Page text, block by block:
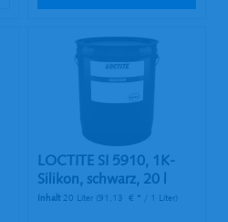
LOCTITE SI 5910, 1K-
Silikon, schwarz, 20 l
Hobbock
Inhalt 20 Liter (91,13 € * / 1 Liter)